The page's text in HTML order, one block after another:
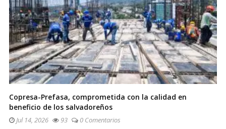
Copresa-Prefasa, comprometida con la calidad en
beneficio de los salvadoreños
Jul 14, 2026 93
0 Comentarios